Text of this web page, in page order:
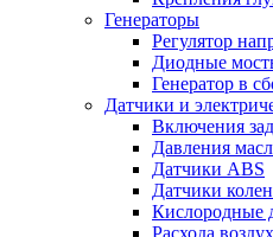
Генераторы
Регулятор
Диодные
Генератор в
Датчики и
Включения
Давления
Датчики ABS
Датчики
Кислородные
Расхода